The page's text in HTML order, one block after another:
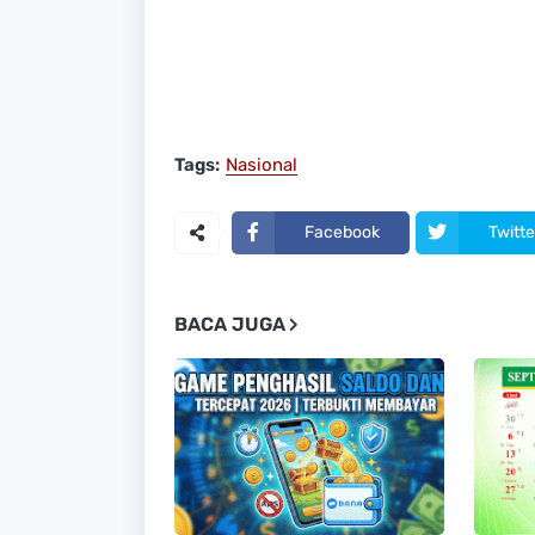
Tags: Nasional
Facebook
BACA JUGA